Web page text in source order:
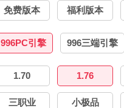
免费版本 福利版本
996PC引擎 996三端引擎
1.70 1.76
三职业 小极品